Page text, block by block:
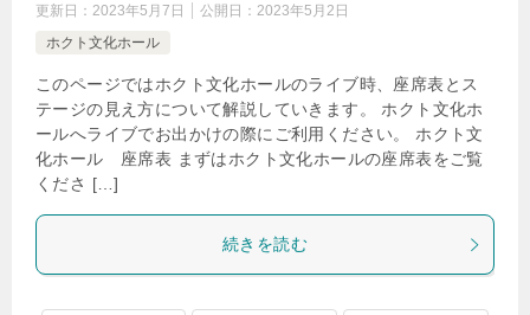
更新日： 2023年5月7日 公開日： 2023年5月2日
ホクト文化ホール
このページではホクト文化ホールのライブ時、座席表とス
テージの見え方について解説していきます。 ホクト文化ホ
ールへライブでお出かけの際にご利用ください。 ホクト文
化ホール 座席表 まずはホクト文化ホールの座席表をご覧
くださ […]
続きを読む